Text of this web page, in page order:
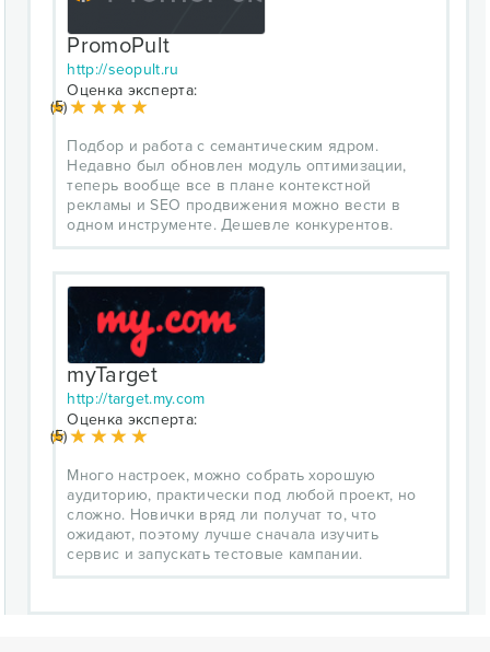
PromoPult
http://seopult.ru
Оценка эксперта:
(5)
Подбор и работа с семантическим ядром.
Недавно был обновлен модуль оптимизации,
теперь вообще все в плане контекстной
рекламы и SEO продвижения можно вести в
одном инструменте. Дешевле конкурентов.
myTarget
http://target.my.com
Оценка эксперта:
(5)
Много настроек, можно собрать хорошую
аудиторию, практически под любой проект, но
сложно. Новички вряд ли получат то, что
ожидают, поэтому лучше сначала изучить
сервис и запускать тестовые кампании.